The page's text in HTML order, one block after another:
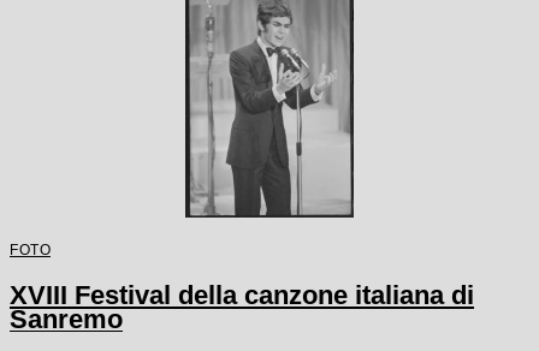
FOTO
XVIII Festival della canzone italiana di
Sanremo